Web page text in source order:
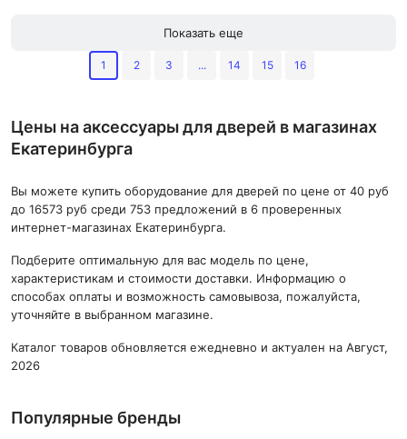
Показать еще
1 2 3 ... 14 15 16
Цены на аксессуары для дверей в магазинах
Екатеринбурга
Вы можете купить оборудование для дверей по цене от 40 руб
до 16573 руб среди 753 предложений в 6 проверенных
интернет-магазинах Екатеринбурга.
Подберите оптимальную для вас модель по цене,
характеристикам и стоимости доставки. Информацию о
способах оплаты и возможность самовывоза, пожалуйста,
уточняйте в выбранном магазине.
Каталог товаров обновляется ежедневно и актуален на Август,
2026
Популярные бренды